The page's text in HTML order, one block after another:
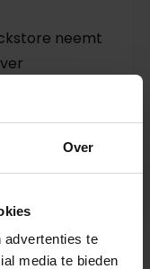
Over
advertenties te
media te bieden
neemt
expertise